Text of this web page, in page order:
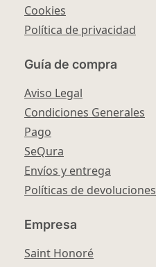
Cookies
Política de privacidad
Guía de compra
Aviso Legal
Condiciones Generales
Pago
SeQura
Envíos y entrega
Políticas de devoluciones
Empresa
Saint Honoré